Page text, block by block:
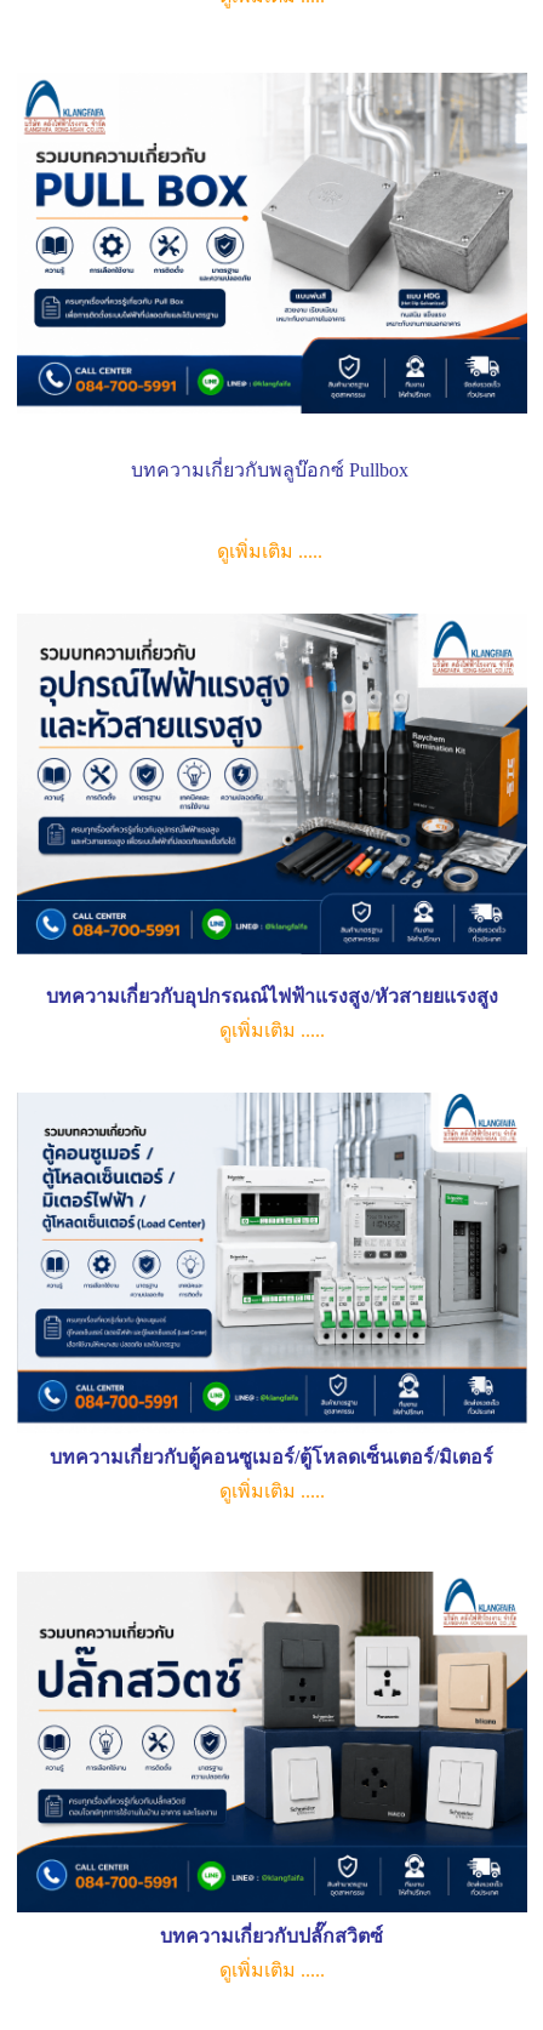
บทความเกี่ยวกับพลูบ๊อกซ์ Pullbox
ดูเพิ่มเติม .....
บทความเกี่ยวกับอุปกรณณ์ไฟฟ้าแรงสูง/หัวสายยแรงสูง
ดูเพิ่มเติม .....
บทความเกี่ยวกับตู้คอนซูเมอร์/ตู้โหลดเซ็นเตอร์/มิเตอร์
ดูเพิ่มเติม .....
บทความเกี่ยวกับปลั๊กสวิตซ์
ดูเพิ่มเติม .....